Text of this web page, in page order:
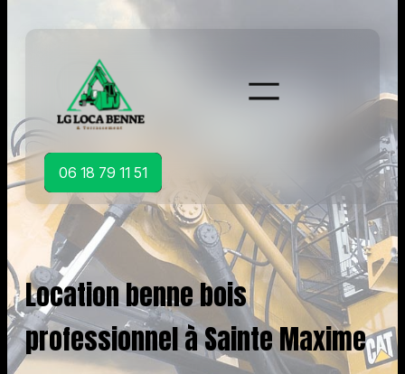
06 18 79 11 51
Location benne bois
professionnel à Sainte Maxime